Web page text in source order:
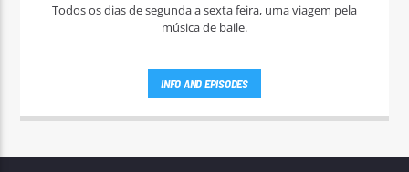
Todos os dias de segunda a sexta feira, uma viagem pela
música de baile.
INFO AND EPISODES